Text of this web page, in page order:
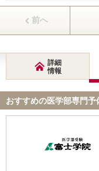
前へ
詳細
情報
おすすめの医学部専門